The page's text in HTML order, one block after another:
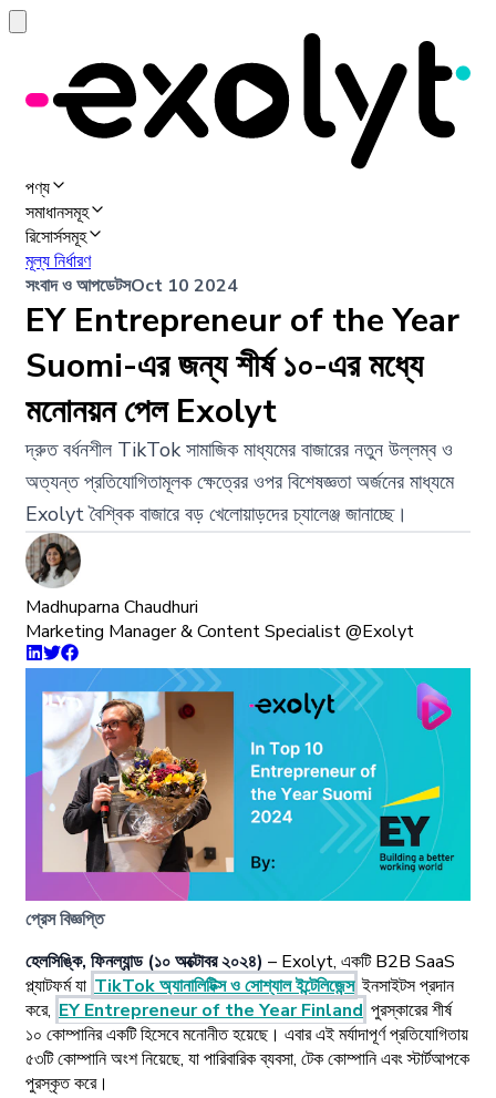
পণ্য
সমাধানসমূহ
রিসোর্সসমূহ
মূল্য নির্ধারণ
সংবাদ ও আপডেটসOct 10 2024
EY Entrepreneur of the Year
Suomi-এর জন্য শীর্ষ ১০-এর মধ্যে
মনোনয়ন পেল Exolyt
দ্রুত বর্ধনশীল TikTok সামাজিক মাধ্যমের বাজারের নতুন উল্লম্ব ও
অত্যন্ত প্রতিযোগিতামূলক ক্ষেত্রের ওপর বিশেষজ্ঞতা অর্জনের মাধ্যমে
Exolyt বৈশ্বিক বাজারে বড় খেলোয়াড়দের চ্যালেঞ্জ জানাচ্ছে।
Madhuparna Chaudhuri
Marketing Manager & Content Specialist @Exolyt
প্রেস বিজ্ঞপ্তি
হেলসিঙ্কি, ফিনল্যান্ড (১০ অক্টোবর ২০২৪) – Exolyt, একটি B2B SaaS
প্ল্যাটফর্ম যা TikTok অ্যানালিটিক্স ও সোশ্যাল ইন্টেলিজেন্স ইনসাইটস প্রদান
করে, EY Entrepreneur of the Year Finland পুরস্কারের শীর্ষ
১০ কোম্পানির একটি হিসেবে মনোনীত হয়েছে। এবার এই মর্যাদাপূর্ণ প্রতিযোগিতায়
৫৩টি কোম্পানি অংশ নিয়েছে, যা পারিবারিক ব্যবসা, টেক কোম্পানি এবং স্টার্টআপকে
পুরস্কৃত করে।